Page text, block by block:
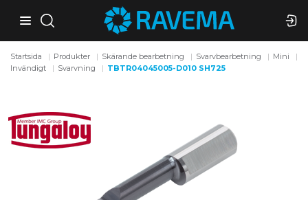
Startsida Produkter Skärande bearbetning Svarvbearbetning
Mini
Invändigt
Svarvning TBTR04045005-D010 SH725